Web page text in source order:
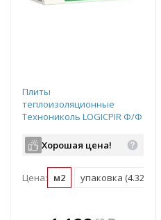
Плиты
теплоизоляционные
Технониколь LOGICPIR Ф/Ф
Хорошая цена!
Цена: м2 упаковка (4.32 м2)